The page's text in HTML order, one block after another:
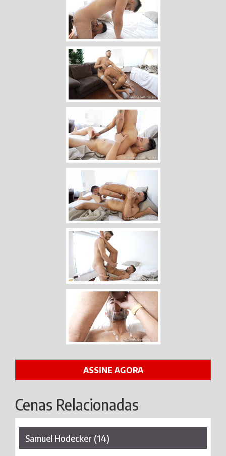
ASSINE AGORA
Cenas Relacionadas
Samuel Hodecker (14)